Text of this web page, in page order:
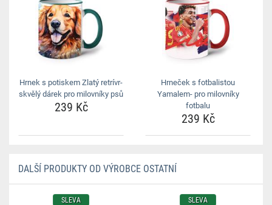
Hrnek s potiskem Zlatý retrívr-
skvělý dárek pro milovníky psů
239 Kč
Hrneček s fotbalistou
Yamalem- pro milovníky
fotbalu
239 Kč
DALŠÍ PRODUKTY OD VÝROBCE OSTATNÍ
SLEVA SLEVA